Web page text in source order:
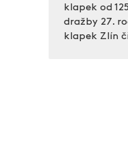
klapek od
dražby 27.
klapek Zlín